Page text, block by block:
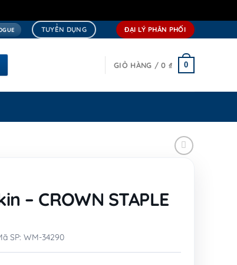
TUYỂN DỤNG ĐẠI LÝ PHÂN PHỐI
GIỎ HÀNG /0 ₫ 0
– CROWN STAPLE
SP: WM-34290